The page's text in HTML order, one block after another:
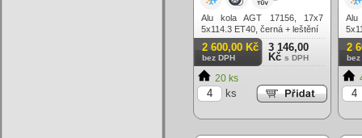
Alu kola AGT 17156, 17x7
5x114.3 ET40, černá + leštění
2 600,00 Kč
bez DPH
3 146,00
Kč s DPH
20 ks
ks
2
bez